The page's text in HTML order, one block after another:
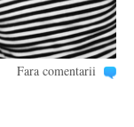
Fara comentarii